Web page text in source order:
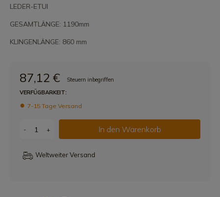
LEDER-ETUI
GESAMTLÄNGE: 1190mm
KLINGENLÄNGE: 860 mm
87,12 €
Steuern inbegriffen
VERFÜGBARKEIT:
7-15 Tage Versand
- + In den Warenkorb
Weltweiter Versand